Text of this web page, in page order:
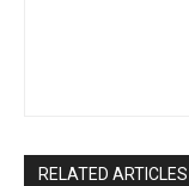
RELATED ARTICLES